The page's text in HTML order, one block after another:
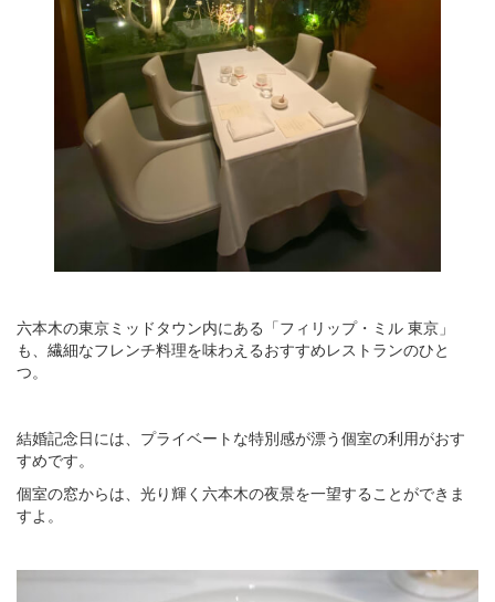
六本木の東京ミッドタウン内にある「フィリップ・ミル 東京」
も、繊細なフレンチ料理を味わえるおすすめレストランのひと
つ。
結婚記念日には、プライベートな特別感が漂う個室の利用がおす
すめです。
個室の窓からは、光り輝く六本木の夜景を一望することができま
すよ。